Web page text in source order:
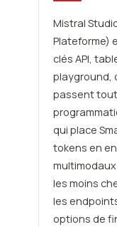
Mistral
Plateforme)
clés API,
playground,
passent
qui place
tokens en
les moins
les
options de